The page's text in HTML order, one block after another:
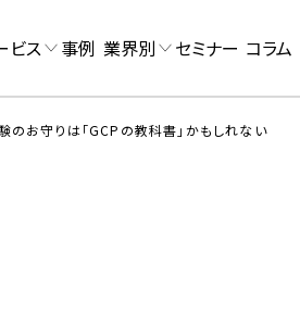
ビス 事例 業界別 セミナー コラム
のお守りは「GCPの教科書」かもしれない